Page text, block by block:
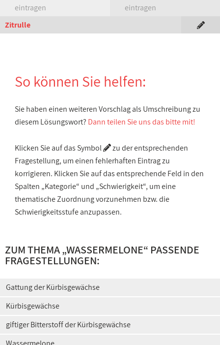
eintragen
eintragen
Zitrulle
So können Sie helfen:
Sie haben einen weiteren Vorschlag als Umschreibung zu
diesem Lösungswort? Dann teilen Sie uns das bitte mit!
Klicken Sie auf das Symbol
zu der entsprechenden
Fragestellung, um einen fehlerhaften Eintrag zu
korrigieren. Klicken Sie auf das entsprechende Feld in den
Spalten „Kategorie“ und „Schwierigkeit“, um eine
thematische Zuordnung vorzunehmen bzw. die
Schwierigkeitsstufe anzupassen.
ZUM THEMA „WASSERMELONE“ PASSENDE
FRAGESTELLUNGEN:
Gattung der Kürbisgewächse
Kürbisgewächse
giftiger Bitterstoff der Kürbisgewächse